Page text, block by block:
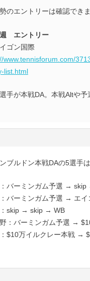
のエントリーは確認できま
エントリー
ゴン国際
www.tennisforum.com/
list.html
手が本戦DA。本戦Altや予
ブルドン本戦DAの5選手
バーミンガム予選 →
バーミンガム予選 → エ
skip → skip → WB
：バーミンガム予選 →
$10万イルクレー本戦 →